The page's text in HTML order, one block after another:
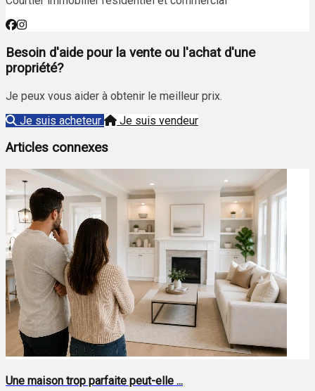
Besoin d'aide pour la vente ou l'achat d'une
propriété?
Je peux vous aider à obtenir le meilleur prix.
Je suis acheteur
Je suis vendeur
Articles connexes
Une maison trop parfaite peut-elle ...